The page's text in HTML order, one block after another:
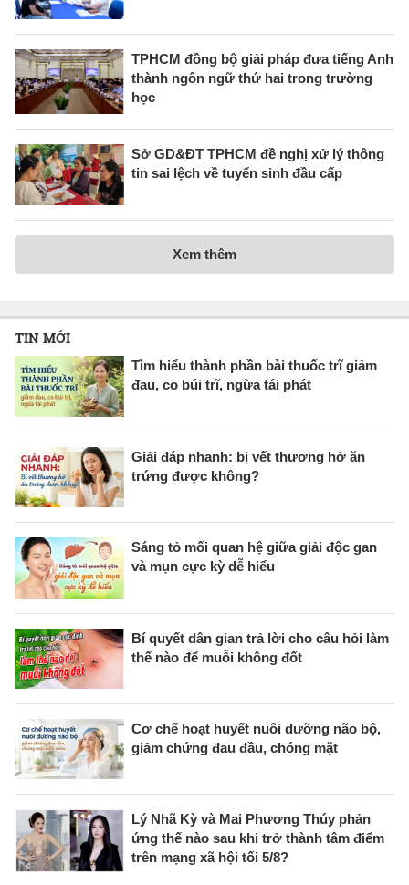
TPHCM đồng bộ giải pháp đưa tiếng Anh
thành ngôn ngữ thứ hai trong trường
học
Sở GD&ĐT TPHCM đề nghị xử lý thông
tin sai lệch về tuyển sinh đầu cấp
Xem thêm
TIN MỚI
Tìm hiểu thành phần bài thuốc trĩ giảm
đau, co búi trĩ, ngừa tái phát
Giải đáp nhanh: bị vết thương hở ăn
trứng được không?
Sáng tỏ mối quan hệ giữa giải độc gan
và mụn cực kỳ dễ hiểu
Bí quyết dân gian trả lời cho câu hỏi làm
thế nào để muỗi không đốt
Cơ chế hoạt huyết nuôi dưỡng não bộ,
giảm chứng đau đầu, chóng mặt
Lý Nhã Kỳ và Mai Phương Thúy phản
ứng thế nào sau khi trở thành tâm điểm
trên mạng xã hội tối 5/8?